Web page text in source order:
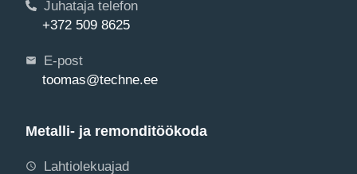
Juhataja telefon
+372 509 8625
E-post
toomas@techne.ee
Metalli- ja remonditöökoda
Lahtiolekuajad